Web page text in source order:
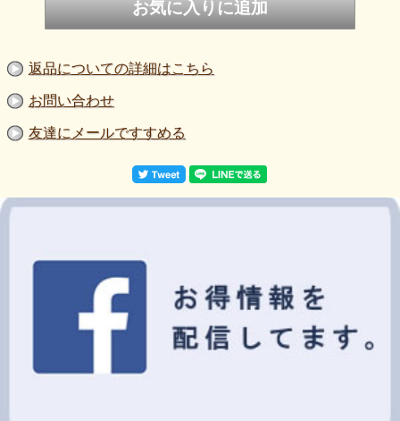
返品についての詳細はこちら
お問い合わせ
友達にメールですすめる